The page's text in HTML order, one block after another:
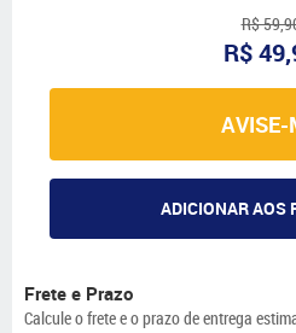
R$
R$
AVISE-
ADICIONAR AOS
Frete e Prazo
Calcule o frete e o prazo de entrega